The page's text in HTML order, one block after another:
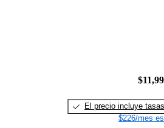
El precio incluye tasas
$226/mes